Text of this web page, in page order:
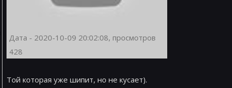
Дата - 2020-10-09 20:02:08, просмотров
428
Той которая уже шипит, но не кусает).